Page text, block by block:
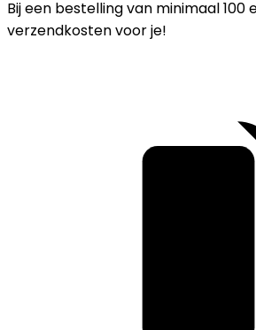
Bij een bestelling van minimaal 100
verzendkosten voor je!